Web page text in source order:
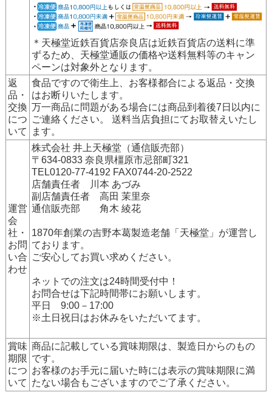
＊天極堂近鉄百貨店奈良店は近鉄百貨店の送料に準
ずるため、天極堂通販の価格や送料無料等のキャン
ペーンは対象外となります。
返
品・
交換
につ
いて
食品ですので衛生上、お客様都合による返品・交換
はお断りいたします。
万一商品に問題がある場合には商品到着後7日以内に
ご連絡ください。 送料当店負担にてお取替えいたし
ます。
運営
会
社・
お問
い合
わせ
株式会社 井上天極堂（通信販売部）
〒634-0833 奈良県橿原市忌部町321
TEL0120-77-4192 FAX0744-20-2522
店舗責任者 川本 あづみ
副店舗責任者 高田 茉里奈
通信販売部 角木 綾花
1870年創業の吉野本葛製造老舗「天極堂」が運営し
ております。
ご安心してお買い求めください。
ネットでの注文は24時間受付中！
お問合せは下記時間帯にお願いします。
平日 9:00－17:00
※土日祝日はお休みをいただいてます。
賞味
期限
につ
いて
商品に記載している賞味期限は、製造日からのもの
です。
お客様のお手元に届いた時には表示の賞味期限に満
たない場合もございますのでご了承ください。